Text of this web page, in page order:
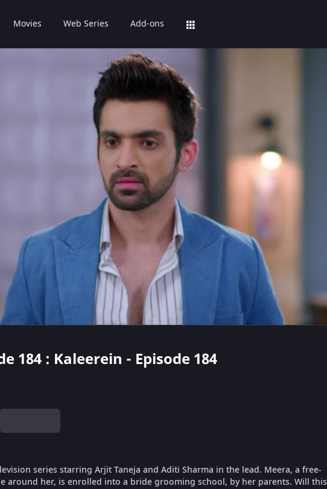
Movies Web Series Add-ons
184 : Kaleerein - Episode 184
series starring Arjit Taneja and Aditi Sharma in the lead. Meera, a free-
around her, is enrolled into a bride grooming school, by her parents. Will this